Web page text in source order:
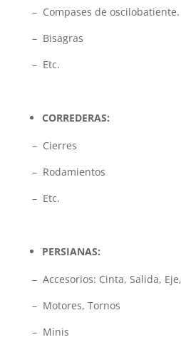
– Compases de oscilobatiente.
– Bisagras
– Etc.
CORREDERAS:
– Cierres
– Rodamientos
– Etc.
PERSIANAS:
– Accesorios: Cinta, Salida,
– Motores, Tornos
– Minis